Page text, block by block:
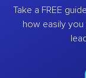
Take a FREE
how easily